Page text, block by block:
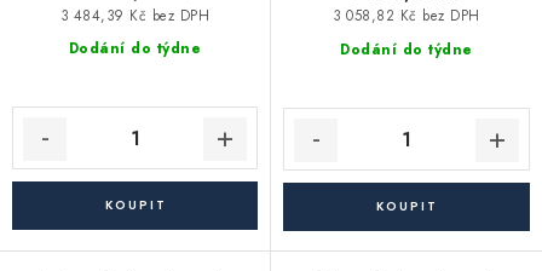
Dodání do týdne
3 484,39 Kč bez DPH
Dodání do týdne
3 058,82 Kč bez DPH